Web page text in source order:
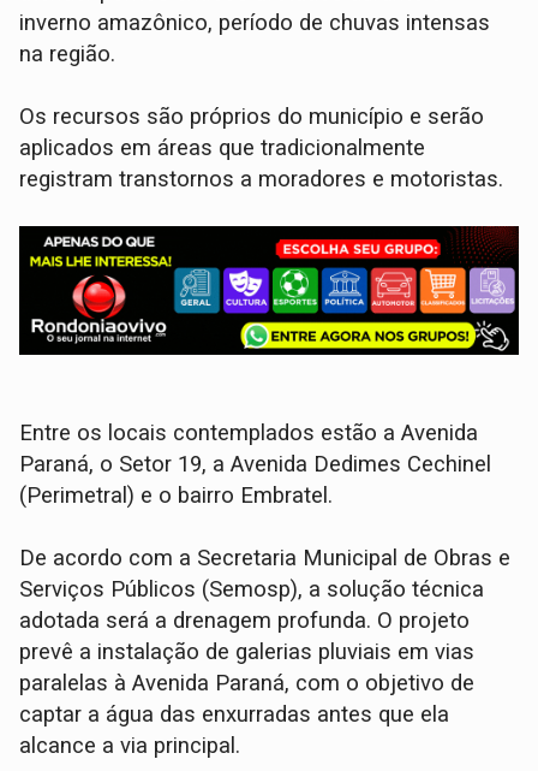
inverno amazônico, período de chuvas intensas
na região.
Os recursos são próprios do município e serão
aplicados em áreas que tradicionalmente
registram transtornos a moradores e motoristas.
Entre os locais contemplados estão a Avenida
Paraná, o Setor 19, a Avenida Dedimes Cechinel
(Perimetral) e o bairro Embratel.
De acordo com a Secretaria Municipal de Obras e
Serviços Públicos (Semosp), a solução técnica
adotada será a drenagem profunda. O projeto
prevê a instalação de galerias pluviais em vias
paralelas à Avenida Paraná, com o objetivo de
captar a água das enxurradas antes que ela
alcance a via principal.